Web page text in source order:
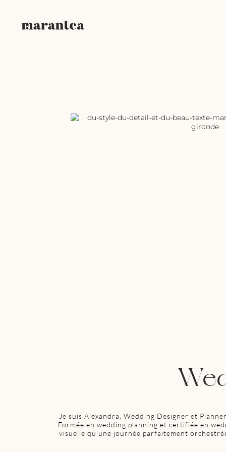
Je suis Alexandra, Wedding Designer et
Formée en wedding planning et certifiée en
visuelle qu’une journée parfaitement